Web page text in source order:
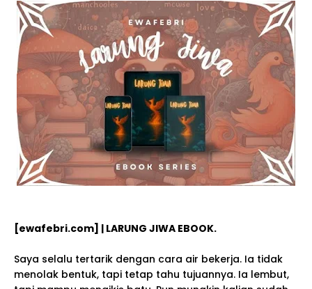
[ewafebri.com] | LARUNG JIWA EBOOK.
Saya selalu tertarik dengan cara air bekerja. Ia tidak
menolak bentuk, tapi tetap tahu tujuannya. Ia lembut,